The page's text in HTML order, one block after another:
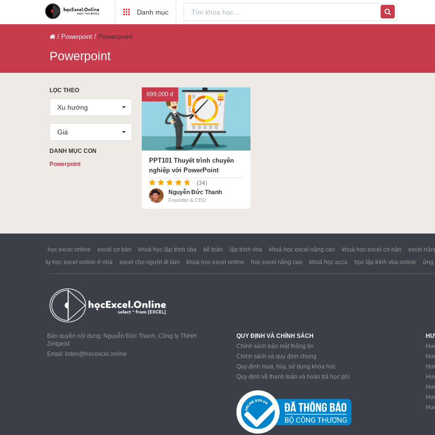
VBA Excel Excel Cơ Bản
Excel Nâng Cao Excel Kế Toán
ACCA
MOS Power BI
Danh mục
Powerpoint Powerpoint
Powerpoint
LỌC THEO
Xu hướng
Giá
DANH MỤC CON
Powerpoint
PPT101 Thuyết trình chuyên
nghiệp với PowerPoint
(34)
Nguyễn Đức Thanh
Founder & CEO
699,000 đ
học excel online excel cơ bản khoá học lập trình vba kế toán lập trình vba khoá học excel nâng cao khoá học excel cơ bản excel
tự học excel online ở nhà
excel cho người đi làm khoá học excel online học excel nâng cao khoá học acca học lập trình vba online ứng
Bản quyền nội dung: Nguyễn Đức Thanh, Công ty TNHH
Zeitgeist
Email: listen@hocexcel.online
QUY ĐỊNH VÀ CHÍNH SÁCH
Chính sách bảo mật thông tin
Chính sách và quy định chung
Quy định mua, hủy, sử dụng khóa học
Quy định về thanh toán và hoàn trả học phí